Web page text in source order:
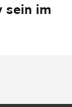
sein im